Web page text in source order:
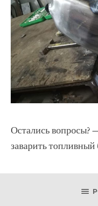
Остались
заварить